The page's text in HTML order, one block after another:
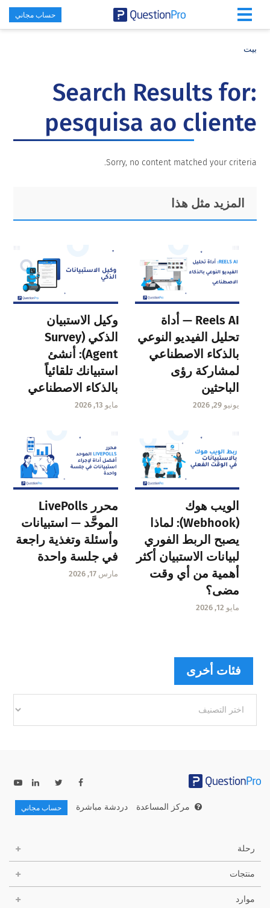
حساب مجاني
بيت
Search Results for:
pesquisa ao cliente
Sorry, no content matched your criteria.
Primary
Sidebar
Footer
المزيد مثل هذا
Reels AI — أداة
تحليل الفيديو النوعي
بالذكاء الاصطناعي
لمشاركة رؤى
الباحثين
يونيو 29, 2026
وكيل الاستبيان
الذكي (Survey
Agent): أنشئ
استبيانك تلقائياً
بالذكاء الاصطناعي
مايو 13, 2026
الويب هوك
(Webhook): لماذا
يصبح الربط الفوري
لبيانات الاستبيان أكثر
أهمية من أي وقت
مضى؟
مايو 12, 2026
محرر LivePolls
الموحَّد — استبيانات
وأسئلة وتغذية راجعة
في جلسة واحدة
مارس 17, 2026
فئات أخرى
أخرى
مركز المساعدة دردشة مباشرة حساب مجاني
رحلة
منتجات
موارد